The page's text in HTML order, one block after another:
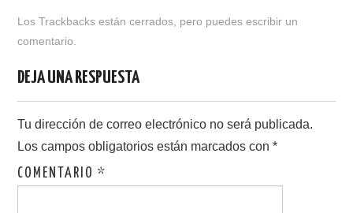
c
e
b
o
o
k
st
d
o
n
ail m
tir
Los Trackbacks están cerrados, pero puedesescribir un
comentario
DEJA UNA RESPUESTA
Tu dirección de correo electrónico no será publicada.
Los campos obligatorios están marcados con*
COMENTARIO*